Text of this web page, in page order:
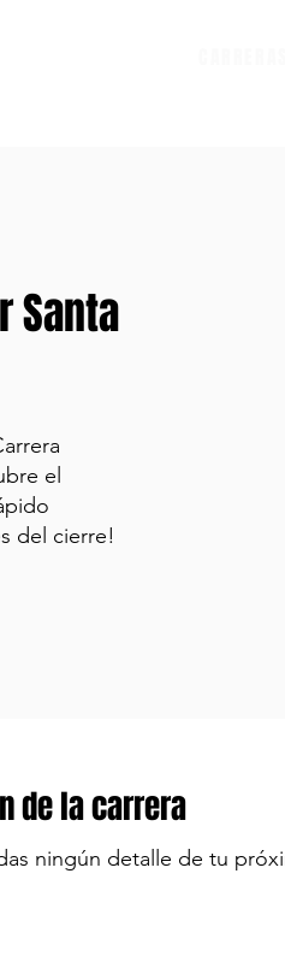
Santa
el
del cierre!
de la carrera
ningún detalle de tu